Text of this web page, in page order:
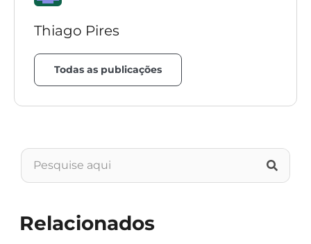
Thiago Pires
Todas as publicações
Relacionados